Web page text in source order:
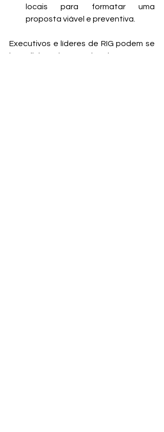
locais para formatar uma
proposta viável e preventiva.
Executivos e líderes de RIG podem se
beneficiar dessa abordagem com